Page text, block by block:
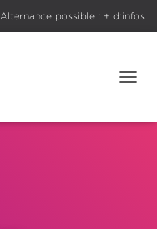
Alternance possible : + d’infos